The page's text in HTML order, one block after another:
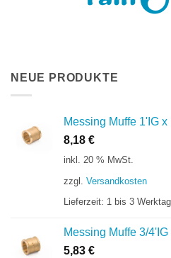
NEUE PRODUKTE
Messing Muffe 1'IG x
8,18 €
inkl. 20 % MwSt.
zzgl. Versandkosten
Lieferzeit: 1 bis 3
Messing Muffe 3/4'IG
5,83 €